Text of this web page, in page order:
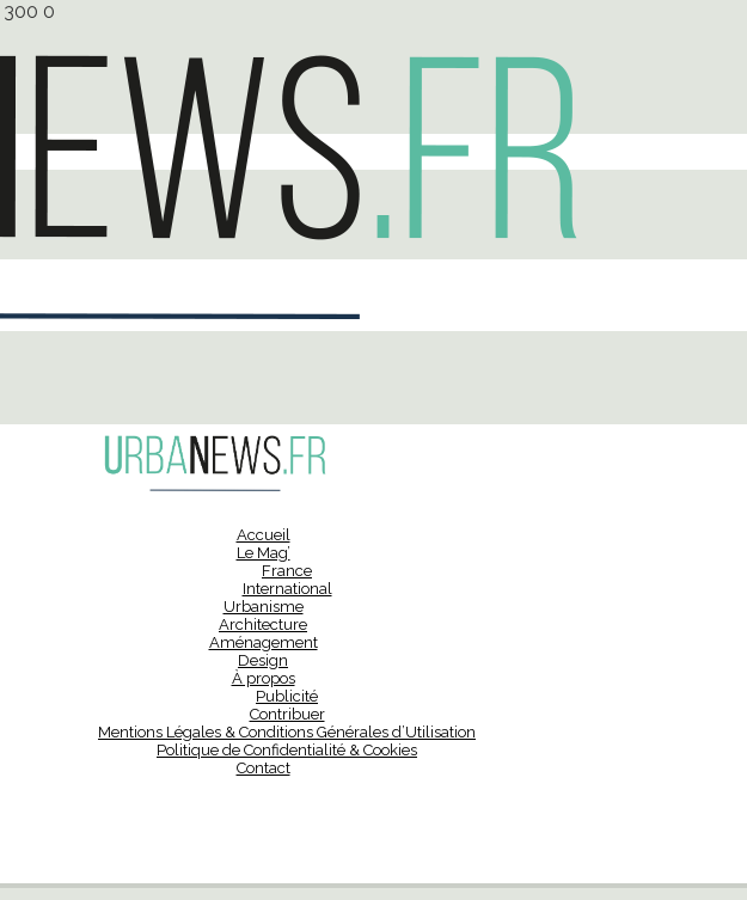
300 0
Accueil
Le Mag’
France
International
Urbanisme
Architecture
Aménagement
Design
À propos
Publicité
Contribuer
Mentions Légales & Conditions Générales d’Utilisation
Politique de Confidentialité & Cookies
Contact